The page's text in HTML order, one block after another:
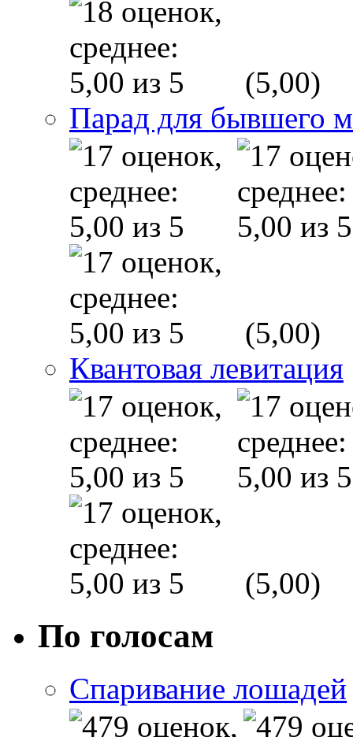
(5,00)
Парад для бывшего
(5,00)
Квантовая левитация
(5,00)
По голосам
Спаривание лошадей